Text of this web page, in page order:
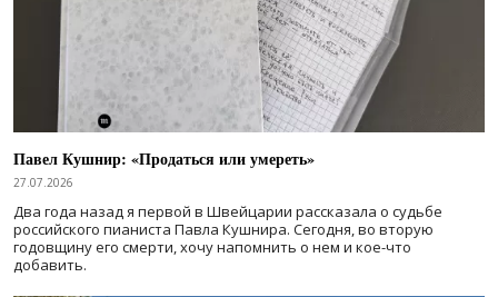
Павел Кушнир: «Продаться или умереть»
27.07.2026
Два года назад я первой в Швейцарии рассказала о судьбе
российского пианиста Павла Кушнира. Сегодня, во вторую
годовщину его смерти, хочу напомнить о нем и кое-что
добавить.